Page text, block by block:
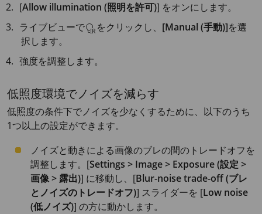
[Allow illumination (照明を許可)] をオンにします。
ライブビューで
をクリックし、 [Manual (手動)]を選
択します。
強度を調整します。
低照度環境でノイズを減らす
低照度の条件下でノイズを少なくするために、以下のうち
1つ以上の設定ができます。
ノイズと動きによる画像のブレの間のトレードオフを
調整します。[Settings > Image > Exposure (設定 >
画像 > 露出)] に移動し、[Blur-noise trade-off (ブレ
とノイズのトレードオフ)] スライダーを [Low noise
(低ノイズ)] の方に動かします。